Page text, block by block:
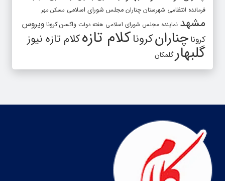
فرمانده انتظامی شهرستان چناران مجلس شورای اسلامی مسکن مهر
مشهد نماینده مجلس شورای اسلامی هفته دولت واکسن کرونا ویروس
کرونا چنارانکروناکلام تازهکلام تازه نیوز
گلبهارگلمکان